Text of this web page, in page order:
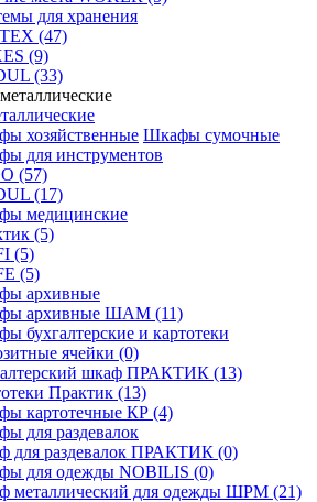
для хранения
(47)
(9)
(33)
хозяйственные Шкафы сумочные
для инструментов
(57)
(17)
медицинские
(5)
(5)
(5)
архивные
архивные ШАМ (11)
бухгалтерские и картотеки
ячейки (0)
шкаф ПРАКТИК (13)
Практик (13)
картотечные КР (4)
для раздевалок
для раздевалок ПРАКТИК (0)
для одежды NOBILIS (0)
металлический для одежды ШРМ (21)